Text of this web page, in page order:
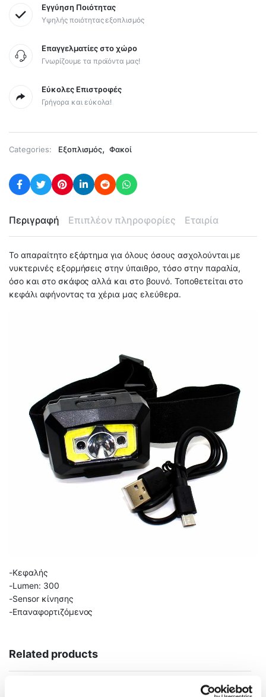
Εγγύηση Ποιότητας
Υψηλής ποιότητας εξοπλισμός
Επαγγελματίες στο χώρο
Γνωρίζουμε τα προϊόντα μας!
Εύκολες Επιστροφές
Γρήγορα και εύκολα!
Categories: Εξοπλισμός, Φακοί
Περιγραφή Επιπλέον πληροφορίες Εταιρία
Το απαραίτητο εξάρτημα για όλους όσους ασχολούνται με
νυκτερινές εξορμήσεις στην ύπαιθρο, τόσο στην παραλία,
όσο και στο σκάφος αλλά και στο βουνό. Τοποθετείται στο
κεφάλι αφήνοντας τα χέρια μας ελεύθερα.
-Κεφαλής
-Lumen: 300
-Sensor κίνησης
-Επαναφορτιζόμενος
Related products